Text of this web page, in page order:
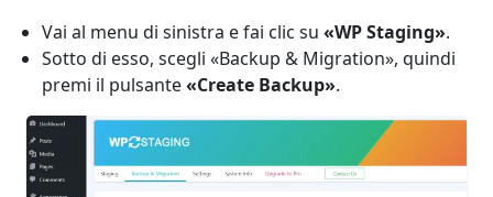
Vai al menu di sinistra e fai clic su«WP Staging».
Sotto di esso, scegli «Backup & Migration», quindi
premi il pulsante«Create Backup».